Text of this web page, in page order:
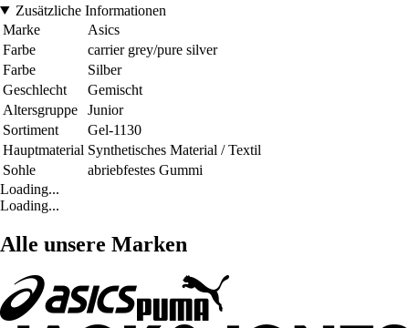
Zusätzliche Informationen
Marke
Asics
Farbe
carrier grey/pure silver
Farbe
Silber
Geschlecht
Gemischt
Altersgruppe
Junior
Sortiment
Gel-1130
Hauptmaterial Synthetisches Material / Textil
Sohle
abriebfestes Gummi
Loading...
Loading...
Alle unsere Marken